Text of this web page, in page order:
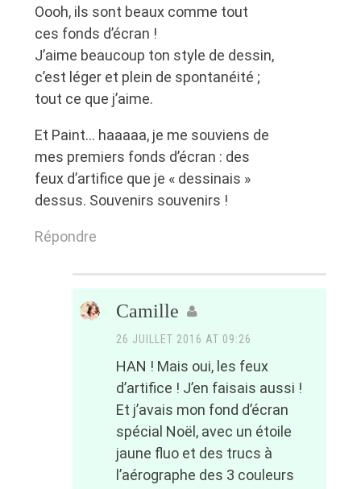
Oooh, ils sont beaux comme tout
ces fonds d’écran !
J’aime beaucoup ton style de dessin,
c’est léger et plein de spontanéité ;
tout ce que j’aime.
Et Paint… haaaaa, je me souviens de
mes premiers fonds d’écran : des
feux d’artifice que je « dessinais »
dessus. Souvenirs souvenirs !
Répondre
Camille
26 JUILLET 2016 AT 09:26
HAN ! Mais oui, les feux
d’artifice ! J’en faisais aussi !
Et j’avais mon fond d’écran
spécial Noël, avec un étoile
jaune fluo et des trucs à
l’aérographe des 3 couleurs